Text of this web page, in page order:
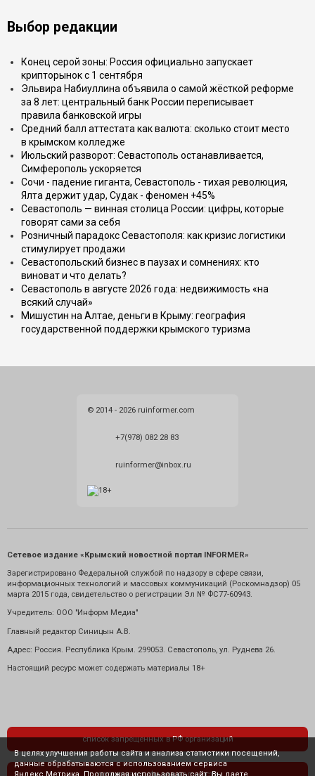
Выбор редакции
Конец серой зоны: Россия официально запускает
крипторынок с 1 сентября
Эльвира Набиуллина объявила о самой жёсткой реформе
за 8 лет: центральный банк России переписывает
правила банковской игры
Средний балл аттестата как валюта: сколько стоит место
в крымском колледже
Июльский разворот: Севастополь останавливается,
Симферополь ускоряется
Сочи - падение гиганта, Севастополь - тихая революция,
Ялта держит удар, Судак - феномен +45%
Севастополь — винная столица России: цифры, которые
говорят сами за себя
Розничный парадокс Севастополя: как кризис логистики
стимулирует продажи
Севастопольский бизнес в паузах и сомнениях: кто
виноват и что делать?
Севастополь в августе 2026 года: недвижимость «на
всякий случай»
Мишустин на Алтае, деньги в Крыму: география
государственной поддержки крымского туризма
© 2014 - 2026 ruinformer.com
+7(978) 082 28 83
ruinformer@inbox.ru
Сетевое издание «Крымский новостной портал INFORMER»
Зарегистрировано Федеральной службой по надзору в сфере связи,
информационных технологий и массовых коммуникаций (Роскомнадзор) 05
марта 2015 года, свидетельство о регистрации Эл № ФС77-60943.
Учредитель: ООО "Информ Медиа"
Главный редактор Синицын А.В.
Адрес: Россия. Республика Крым. 299053. Севастополь, ул. Руднева 26.
Настоящий ресурс может содержать материалы 18+
список запрещенных в РФ организаций
В целях улучшения работы сайта и анализа статистики посещений,
данные обрабатываются с использованием сервиса
Яндекс.Метрика. Продолжая использовать сайт, Вы даете